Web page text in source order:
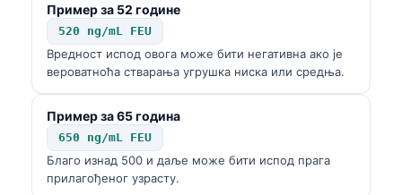
Пример за 52 године
520 ng/mL FEU
Вредност испод овога може бити негативна ако је
вероватноћа стварања угрушка ниска или средња.
Пример за 65 година
650 ng/mL FEU
Благо изнад 500 и даље може бити испод прага
прилагођеног узрасту.